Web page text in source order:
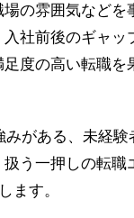
の雰囲気などを
社前後のギャッ
足度の高い転職を
がある、未経
う一押しの転職
ます。